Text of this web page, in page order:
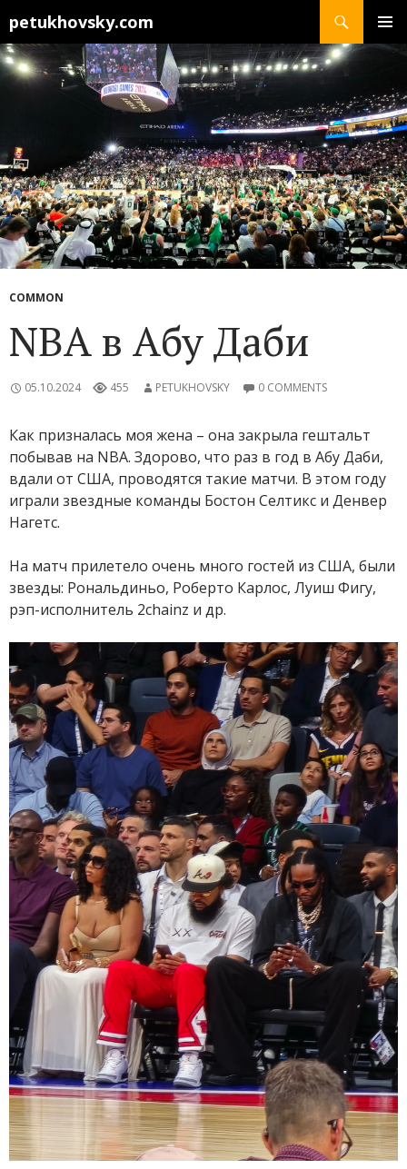
petukhovsky.com
SKIP
TO
CONTENT
COMMON
NBA в Абу Даби
05.10.2024 455 PETUKHOVSKY 0 COMMENTS
Как призналась моя жена – она закрыла гештальт
побывав на NBA. Здорово, что раз в год в Абу Даби,
вдали от США, проводятся такие матчи. В этом году
играли звездные команды Бостон Селтикс и Денвер
Нагетс.
На матч прилетело очень много гостей из США, были
звезды: Рональдиньо, Роберто Карлос, Луиш Фигу,
рэп-исполнитель 2chainz и др.